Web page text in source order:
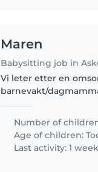
Maren
Babysitting job in
Vi leter etter en
barnevakt/
matlaging, og kunne
hjemmet litt. Ta
hyggelig samtale!
Number of
Age of children:
Last activity: 1